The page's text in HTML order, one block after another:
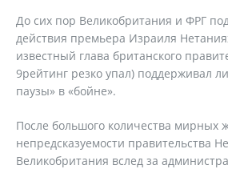
До сих пор Великобритания и ФРГ
действия премьера Израиля
известный глава британского
9рейтинг резко упал) поддерживал
паузы» в «бойне».
После большого количества мирных
непредсказуемости правительства
Великобритания вслед за